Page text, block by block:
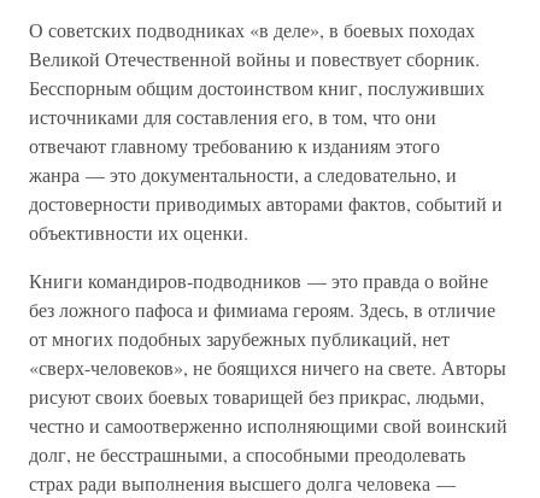
О советских подводниках «в деле», в боевых походах
Великой Отечественной войны и повествует сборник.
Бесспорным общим достоинством книг, послуживших
источниками для составления его, в том, что они
отвечают главному требованию к изданиям этого
жанра — это документальности, а следовательно, и
достоверности приводимых авторами фактов, событий и
объективности их оценки.
Книги командиров-подводников — это правда о войне
без ложного пафоса и фимиама героям. Здесь, в отличие
от многих подобных зарубежных публикаций, нет
«сверх-человеков», не боящихся ничего на свете. Авторы
рисуют своих боевых товарищей без прикрас, людьми,
честно и самоотверженно исполняющими свой воинский
долг, не бесстрашными, а способными преодолевать
страх ради выполнения высшего долга человека —